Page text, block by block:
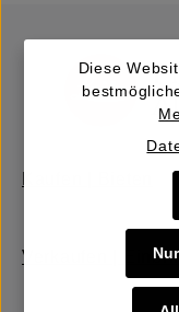
Verkaufen |
Diese